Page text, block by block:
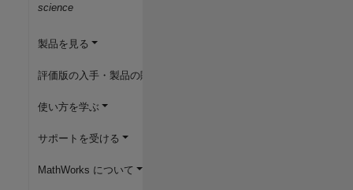
science
製品を見る
評価版の入手・製品の購入
使い方を学ぶ
サポートを受ける
MathWorks について